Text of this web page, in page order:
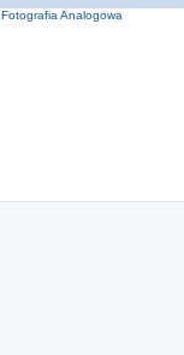
Fotografia Analogowa